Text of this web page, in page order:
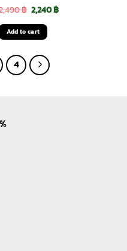
฿ Original
price
was:
2,490 ฿.
2,240฿Current
Add to cart
4